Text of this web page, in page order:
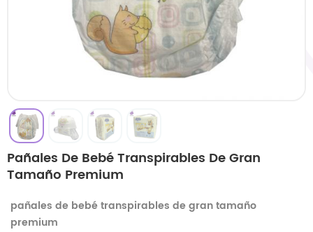
Pañales De Bebé Transpirables De Gran
Tamaño Premium
pañales de bebé transpirables de gran tamaño
premium